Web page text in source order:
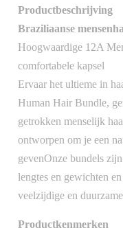
Productbeschrijving
Braziliaanse
Hoogwaardige 12A
comfortabele kapsel
Ervaar het ultieme in
Human Hair Bundle,
getrokken menselijk
ontworpen om je een
gevenOnze bundels
lengtes en gewichten
veelzijdige en
Productkenmerken